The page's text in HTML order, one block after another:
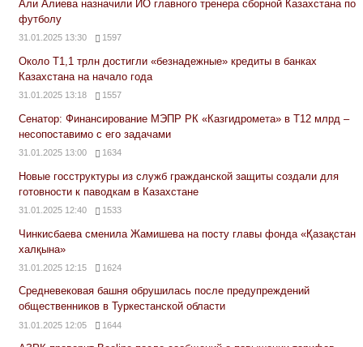
Али Алиева назначили ИО главного тренера сборной Казахстана по
футболу
31.01.2025 13:30 1597
Около Т1,1 трлн достигли «безнадежные» кредиты в банках
Казахстана на начало года
31.01.2025 13:18 1557
Сенатор: Финансирование МЭПР РК «Казгидромета» в Т12 млрд –
несопоставимо с его задачами
31.01.2025 13:00 1634
Новые госструктуры из служб гражданской защиты создали для
готовности к паводкам в Казахстане
31.01.2025 12:40 1533
Чинкисбаева сменила Жамишева на посту главы фонда «Қазақстан
халқына»
31.01.2025 12:15 1624
Средневековая башня обрушилась после предупреждений
общественников в Туркестанской области
31.01.2025 12:05 1644